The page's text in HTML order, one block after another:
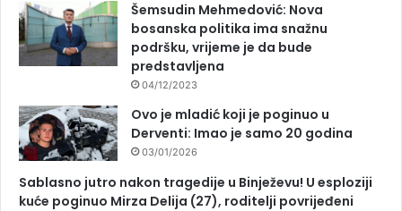
Šemsudin Mehmedović: Nova
bosanska politika ima snažnu
podršku, vrijeme je da bude
predstavljena
04/12/2023
Ovo je mladić koji je poginuo u
Derventi: Imao je samo 20 godina
03/01/2026
Sablasno jutro nakon tragedije u Binježevu! U esploziji
kuće poginuo Mirza Delija (27), roditelji povrijeđeni